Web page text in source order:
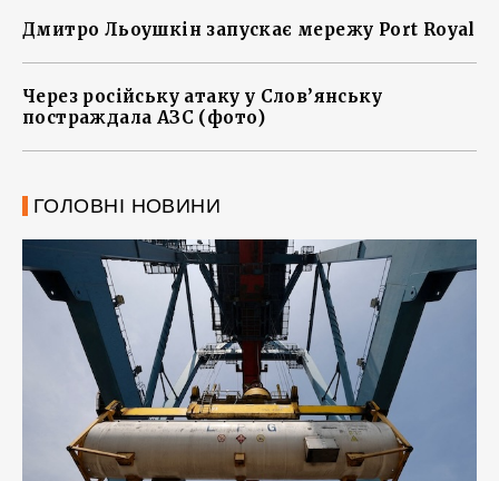
Дмитро Льоушкін запускає мережу Port Royal
Через російську атаку у Слов’янську
постраждала АЗС (фото)
ГОЛОВНІ НОВИНИ